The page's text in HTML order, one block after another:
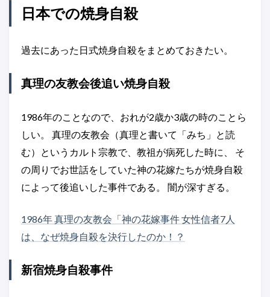
日本での焼身自殺
過去にあった日式焼身自殺をまとめておきたい。
真理の友教会後追い焼身自殺
1986年のことなので、おれが2歳か3歳の時のことら
しい。 真理の友教会（真理と書いて「みち」と読
む）というカルト宗教で、教祖が病死した時に、 そ
の周りでお世話をしていた神の花嫁たちが焼身自殺
によって後追いした事件である。 闇が深すぎる。
1986年 真理の友教会「神の花嫁事件 女性信者7人
は、なぜ焼身自殺を決行したのか！？
新宿焼身自殺事件